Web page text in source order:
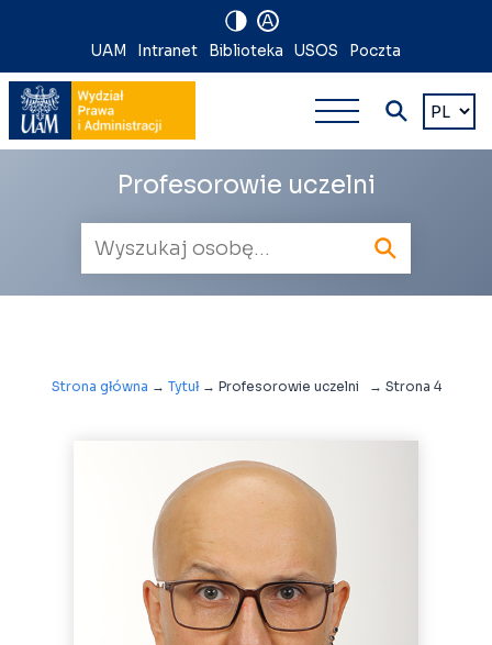
A
Nawigacja
na
skróty
UAM Intranet Biblioteka USOS Poczta
główna
Wybierz
język
Profesorowie uczelni
pracowników
Strona główna → Tytuł→ Profesorowie uczelni → Strona 4